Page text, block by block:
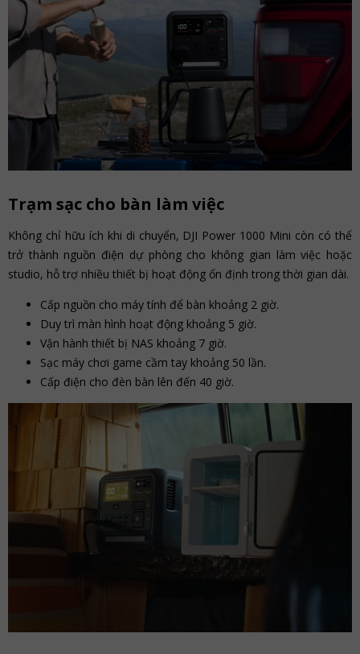
Trạm sạc cho bàn làm việc
Không chỉ hữu ích khi di chuyển, DJI Power 1000 Mini còn có thể
trở thành nguồn điện dự phòng cho không gian làm việc hoặc
studio, hỗ trợ nhiều thiết bị hoạt động ổn định trong thời gian dài.
Cấp nguồn cho máy tính để bàn khoảng 2 giờ.
Duy trì màn hình hoạt động khoảng 5 giờ.
Vận hành thiết bị NAS khoảng 7 giờ.
Sạc máy chơi game cầm tay khoảng 50 lần.
Cấp điện cho đèn bàn lên đến 40 giờ.